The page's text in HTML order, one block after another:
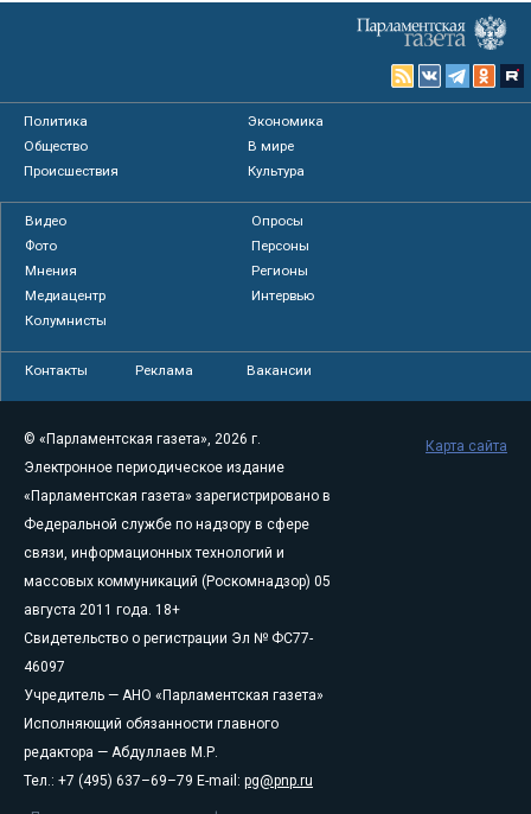
Политика
Экономика
Общество
В мире
Происшествия
Культура
Видео
Опросы
Фото
Персоны
Мнения
Регионы
Медиацентр
Интервью
Колумнисты
Контакты Реклама Вакансии
© «Парламентская газета», 2026 г.
Электронное периодическое издание
«Парламентская газета» зарегистрировано в
Федеральной службе по надзору в сфере
связи, информационных технологий и
массовых коммуникаций (Роскомнадзор) 05
августа 2011 года. 18+
Свидетельство о регистрации Эл № ФС77-
46097
Учредитель — АНО «Парламентская газета»
Исполняющий обязанности главного
редактора — Абдуллаев М.Р.
Тел.: +7 (495) 637–69–79 E-mail: pg@pnp.ru
Карта сайта